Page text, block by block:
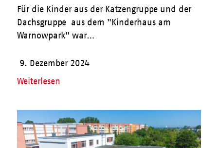
Für die Kinder aus der Katzengruppe und der
Dachsgruppe aus dem "Kinderhaus am
Warnowpark" war…
9. Dezember 2024
Weiterlesen